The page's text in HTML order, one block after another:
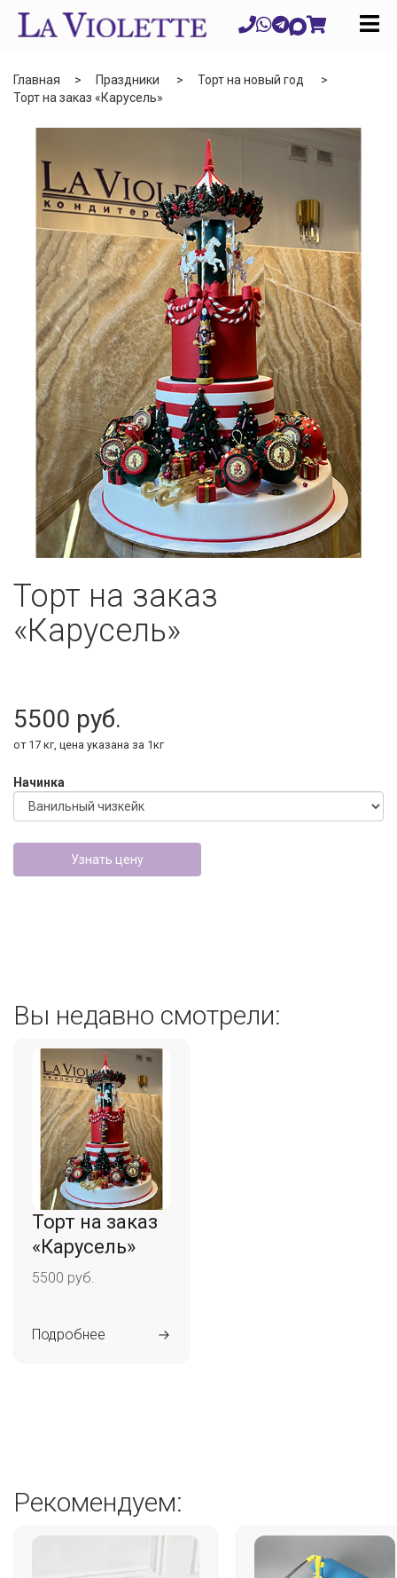
Главная Праздники
Торт на новый год
Торт на заказ «Карусель»
Торт на заказ
«Карусель»
5500
от 17 кг, цена указана за 1кг
Начинка
Узнать цену
Вы недавно смотрели:
Торт на заказ
«Карусель»
5500 руб.
Подробнее
Рекомендуем: